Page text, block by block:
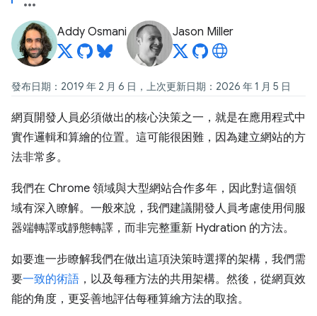
Addy Osmani Jason Miller
發布日期：2019 年 2 月 6 日，上次更新日期：2026 年 1 月 5 日
網頁開發人員必須做出的核心決策之一，就是在應用程式中
實作邏輯和算繪的位置。這可能很困難，因為建立網站的方
法非常多。
我們在 Chrome 領域與大型網站合作多年，因此對這個領
域有深入瞭解。一般來說，我們建議開發人員考慮使用伺服
器端轉譯或靜態轉譯，而非完整重新 Hydration 的方法。
如要進一步瞭解我們在做出這項決策時選擇的架構，我們需
要一致的術語 ，以及每種方法的共用架構。然後，從網頁效
能的角度，更妥善地評估每種算繪方法的取捨。